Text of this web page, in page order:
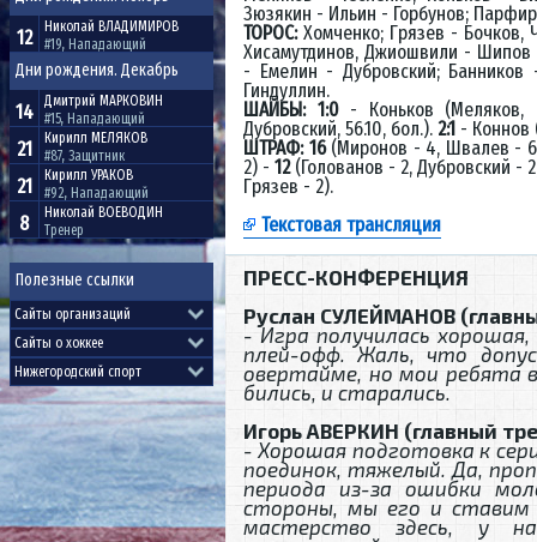
12 Николай ВЛАДИМИРОВ
#19, Нападающий
Дни рождения. Декабрь
14 Дмитрий МАРКОВИН
#15, Нападающий
21 Кирилл МЕЛЯКОВ
#87, Защитник
21 Кирилл УРАКОВ
#92, Нападающий
8 Николай ВОЕВОДИН
Тренер
Полезные ссылки
Зюзякин - Ильин - Горбунов;
ТОРОС:Хомченко; Грязев - Бочков,
Хисамутдинов, Джиошвили - Шипов
- Емелин - Дубровский;
Гиндуллин.
ШАЙБЫ: 1:0- Коньков (Меляков,
Дубровский, 56.10, бол.).2:1 - Коннов
ШТРАФ: 16(Миронов - 4, Швалев - 6,
2) - 12(Голованов - 2, Дубровский -
Грязев - 2).
Текстовая трансляция
ПРЕСС-КОНФЕРЕНЦИЯ
Руслан СУЛЕЙМАНОВ
- Игра получилась хорошая,
плей-офф. Жаль, что
овертайме, но мои ребята
бились, и старались.
Игорь АВЕРКИН (главный
- Хорошая подготовка к
поединок, тяжелый. Да,
периода из-за ошибки
стороны, мы его и
мастерство здесь, у